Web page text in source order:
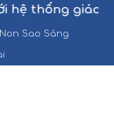
hệ thống giáo
Sao Sáng